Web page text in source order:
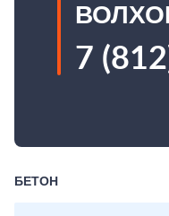
7
БЕТОН